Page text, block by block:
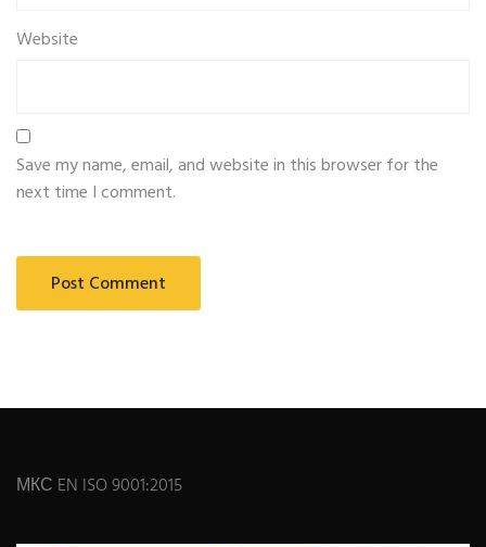
Website
Save my name, email, and website in this browser for the
next time I comment.
МКС EN ISO 9001:2015